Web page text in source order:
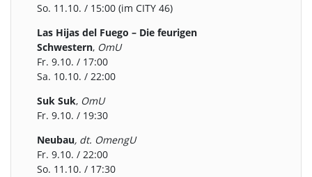
So. 11.10. / 15:00 (im CITY 46)
Las Hijas del Fuego – Die feurigen
Schwestern, OmU
Fr. 9.10. / 17:00
Sa. 10.10. / 22:00
Suk Suk, OmU
Fr. 9.10. / 19:30
Neubau, dt. OmengU
Fr. 9.10. / 22:00
So. 11.10. / 17:30